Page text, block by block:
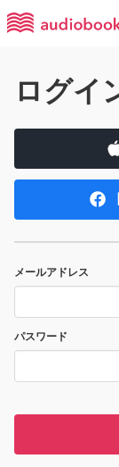
ログイ
メールアドレス
パスワード